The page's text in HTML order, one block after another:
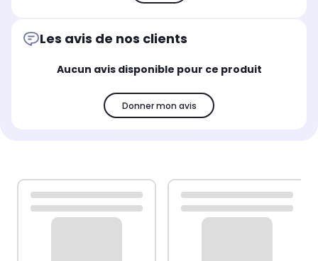
Les avis de nos clients
Aucun avis disponible pour ce produit
Donner mon avis